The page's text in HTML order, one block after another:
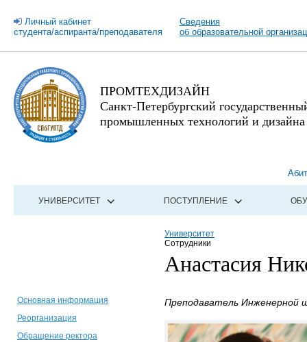
Личный кабинет
студента/аспиранта/преподавателя
Сведения
об образовательной
ПРОМТЕХДИЗАЙН
Санкт-Петербургский
промышленных технологий и дизайна
УНИВЕРСИТЕТ ПОСТУПЛЕНИЕ
Университет
Сотрудники
Анастасия
Основная информация
Реорганизация
Обращение ректора
Преподаватель Инженерной